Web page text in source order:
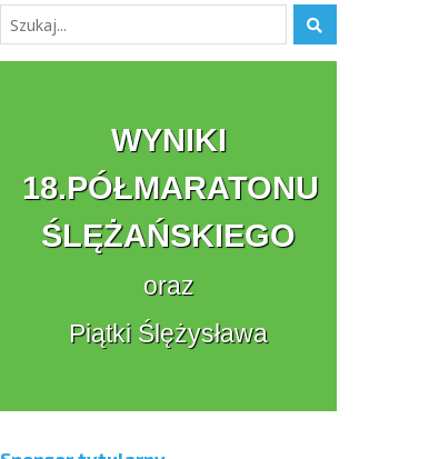
WYNIKI
18.PÓŁMARATONU
ŚLĘŻAŃSKIEGO
oraz
Piątki Ślężysława